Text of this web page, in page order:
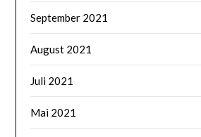
September 2021
August 2021
Juli 2021
Mai 2021